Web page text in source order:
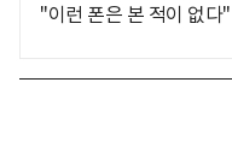
"이런 폰은 본 적이 없다